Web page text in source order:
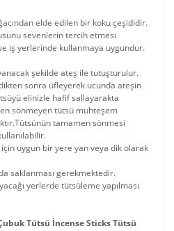
elde edilen bir koku çeşididir.
sevenlerin tercih etmesi
iş yerlerinde kullanmaya uygundur.
şekilde ateş ile tutuşturulur.
sonra üfleyerek ucunda ateşin
elinizle hafif sallayarakta
sönmeyen tütsü muhteşem
tamamen sönmesi
uygun bir yere yan veya dik olarak
saklanması gerekmektedir.
yerlerde tütsüleme yapılması
Tütsü İncense Sticks Tütsü